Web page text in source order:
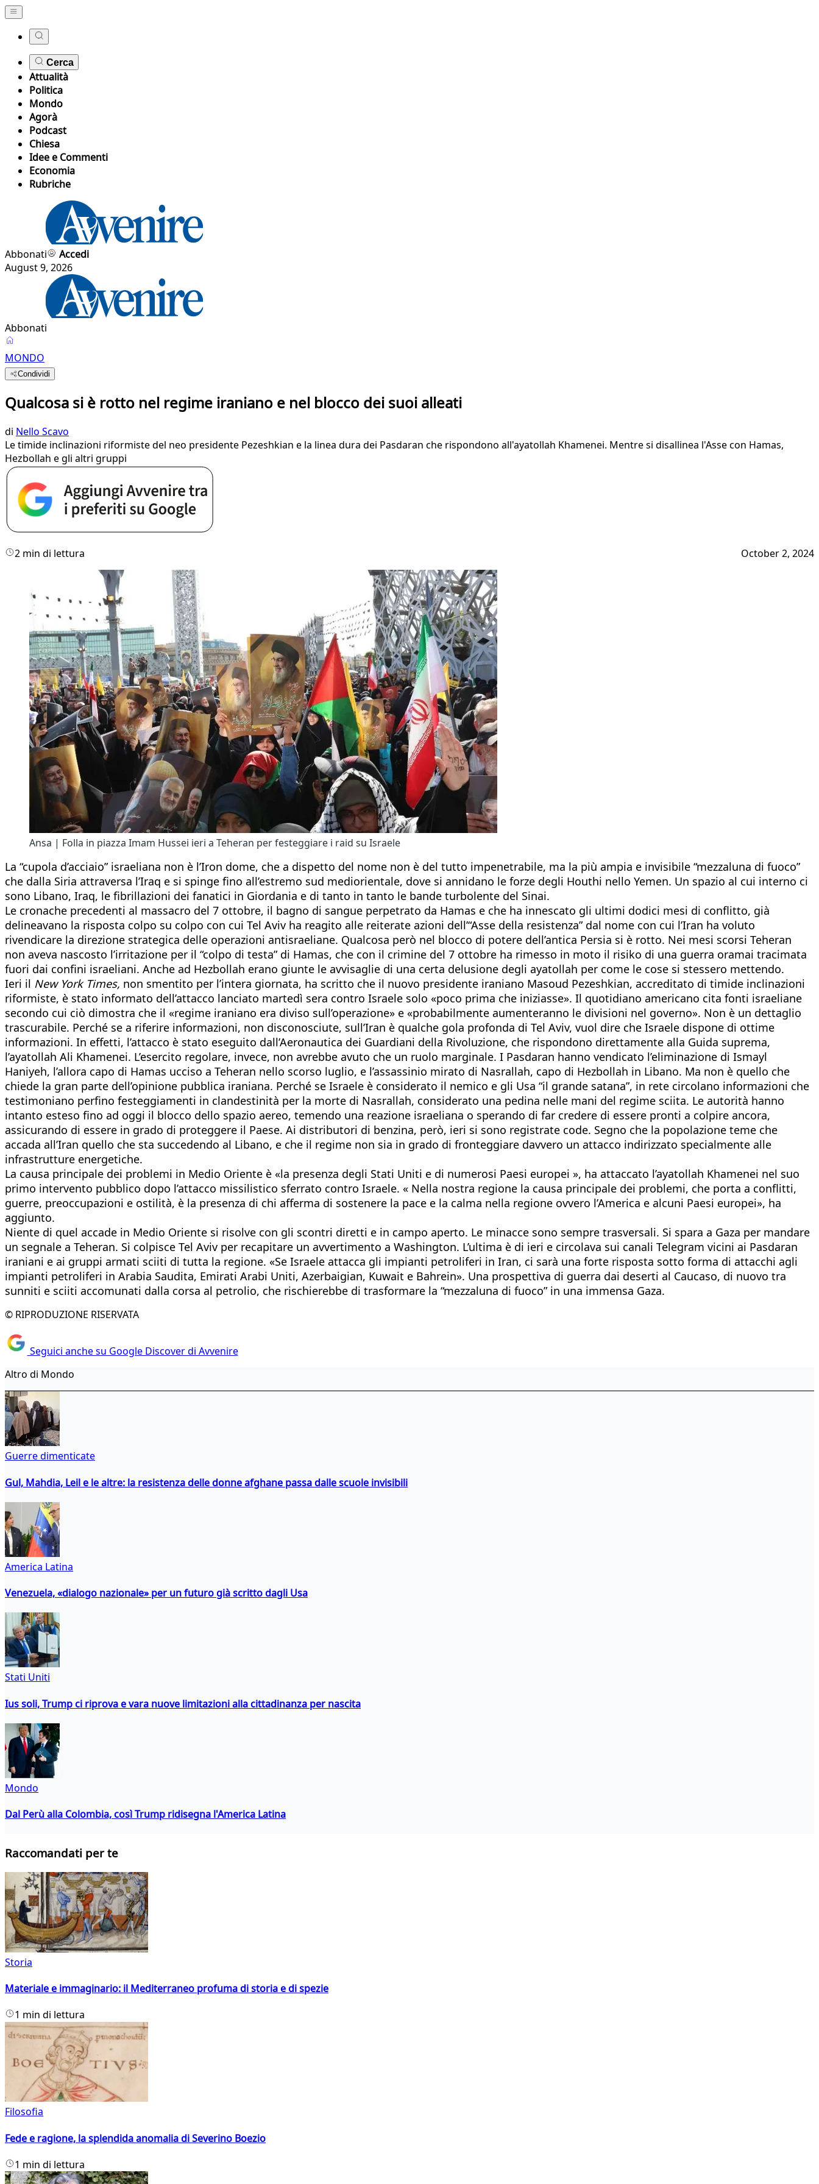
Cerca
Attualità
Politica
Mondo
Agorà
Podcast
Chiesa
Idee e Commenti
Economia
Rubriche
Abbonati
Accedi
August 9, 2026
Abbonati
MONDO
Condividi
Qualcosa si è rotto nel regime iraniano e nel blocco dei suoi alleati
di Nello Scavo
Le timide inclinazioni riformiste del neo presidente Pezeshkian e la linea dura dei Pasdaran che rispondono all'ayatollah Khamenei. Mentre si disallinea l'Asse con Hamas,
Hezbollah e gli altri gruppi
2 min di lettura October 2, 2024
Ansa | Folla in piazza Imam Hussei ieri a Teheran per festeggiare i raid su Israele
La “cupola d’acciaio” israeliana non è l’Iron dome, che a dispetto del nome non è del tutto impenetrabile, ma la più ampia e invisibile “mezzaluna di fuoco”
che dalla Siria attraversa l’Iraq e si spinge fino all’estremo sud mediorientale, dove si annidano le forze degli Houthi nello Yemen. Un spazio al cui interno ci
sono Libano, Iraq, le fibrillazioni dei fanatici in Giordania e di tanto in tanto le bande turbolente del Sinai.
Le cronache precedenti al massacro del 7 ottobre, il bagno di sangue perpetrato da Hamas e che ha innescato gli ultimi dodici mesi di conflitto, già
delineavano la risposta colpo su colpo con cui Tel Aviv ha reagito alle reiterate azioni dell’“Asse della resistenza” dal nome con cui l’Iran ha voluto
rivendicare la direzione strategica delle operazioni antisraeliane. Qualcosa però nel blocco di potere dell’antica Persia si è rotto. Nei mesi scorsi Teheran
non aveva nascosto l’irritazione per il “colpo di testa” di Hamas, che con il crimine del 7 ottobre ha rimesso in moto il risiko di una guerra oramai tracimata
fuori dai confini israeliani. Anche ad Hezbollah erano giunte le avvisaglie di una certa delusione degli ayatollah per come le cose si stessero mettendo.
Ieri il New York Times, non smentito per l’intera giornata, ha scritto che il nuovo presidente iraniano Masoud Pezeshkian, accreditato di timide inclinazioni
riformiste, è stato informato dell’attacco lanciato martedì sera contro Israele solo «poco prima che iniziasse». Il quotidiano americano cita fonti israeliane
secondo cui ciò dimostra che il «regime iraniano era diviso sull’operazione» e «probabilmente aumenteranno le divisioni nel governo». Non è un dettaglio
trascurabile. Perché se a riferire informazioni, non disconosciute, sull’Iran è qualche gola profonda di Tel Aviv, vuol dire che Israele dispone di ottime
informazioni. In effetti, l’attacco è stato eseguito dall’Aeronautica dei Guardiani della Rivoluzione, che rispondono direttamente alla Guida suprema,
l’ayatollah Ali Khamenei. L’esercito regolare, invece, non avrebbe avuto che un ruolo marginale. I Pasdaran hanno vendicato l’eliminazione di Ismayl
Haniyeh, l’allora capo di Hamas ucciso a Teheran nello scorso luglio, e l’assassinio mirato di Nasrallah, capo di Hezbollah in Libano. Ma non è quello che
chiede la gran parte dell’opinione pubblica iraniana. Perché se Israele è considerato il nemico e gli Usa “il grande satana”, in rete circolano informazioni che
testimoniano perfino festeggiamenti in clandestinità per la morte di Nasrallah, considerato una pedina nelle mani del regime sciita. Le autorità hanno
intanto esteso fino ad oggi il blocco dello spazio aereo, temendo una reazione israeliana o sperando di far credere di essere pronti a colpire ancora,
assicurando di essere in grado di proteggere il Paese. Ai distributori di benzina, però, ieri si sono registrate code. Segno che la popolazione teme che
accada all’Iran quello che sta succedendo al Libano, e che il regime non sia in grado di fronteggiare davvero un attacco indirizzato specialmente alle
infrastrutture energetiche.
La causa principale dei problemi in Medio Oriente è «la presenza degli Stati Uniti e di numerosi Paesi europei », ha attaccato l’ayatollah Khamenei nel suo
primo intervento pubblico dopo l’attacco missilistico sferrato contro Israele. « Nella nostra regione la causa principale dei problemi, che porta a conflitti,
guerre, preoccupazioni e ostilità, è la presenza di chi afferma di sostenere la pace e la calma nella regione ovvero l’America e alcuni Paesi europei», ha
aggiunto.
Niente di quel accade in Medio Oriente si risolve con gli scontri diretti e in campo aperto. Le minacce sono sempre trasversali. Si spara a Gaza per mandare
un segnale a Teheran. Si colpisce Tel Aviv per recapitare un avvertimento a Washington. L’ultima è di ieri e circolava sui canali Telegram vicini ai Pasdaran
iraniani e ai gruppi armati sciiti di tutta la regione. «Se Israele attacca gli impianti petroliferi in Iran, ci sarà una forte risposta sotto forma di attacchi agli
impianti petroliferi in Arabia Saudita, Emirati Arabi Uniti, Azerbaigian, Kuwait e Bahrein». Una prospettiva di guerra dai deserti al Caucaso, di nuovo tra
sunniti e sciiti accomunati dalla corsa al petrolio, che rischierebbe di trasformare la “mezzaluna di fuoco” in una immensa Gaza.
© RIPRODUZIONE RISERVATA
Seguici anche su Google Discover di Avvenire
Altro di Mondo
Guerre dimenticate
Gul, Mahdia, Leil e le altre: la resistenza delle donne afghane passa dalle scuole invisibili
America Latina
Venezuela, «dialogo nazionale» per un futuro già scritto dagli Usa
Stati Uniti
Ius soli, Trump ci riprova e vara nuove limitazioni alla cittadinanza per nascita
Mondo
Dal Perù alla Colombia, così Trump ridisegna l'America Latina
Raccomandati per te
Storia
Materiale e immaginario: il Mediterraneo profuma di storia e di spezie
1 min di lettura
Filosofia
Fede e ragione, la splendida anomalia di Severino Boezio
1 min di lettura